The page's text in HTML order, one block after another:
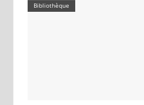
Bibliothèque